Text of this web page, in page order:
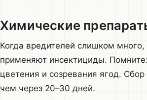
Химические
Когда вредителей слишком
применяют инсектициды.
цветения и созревания ягод.
чем через 20–30 дней.